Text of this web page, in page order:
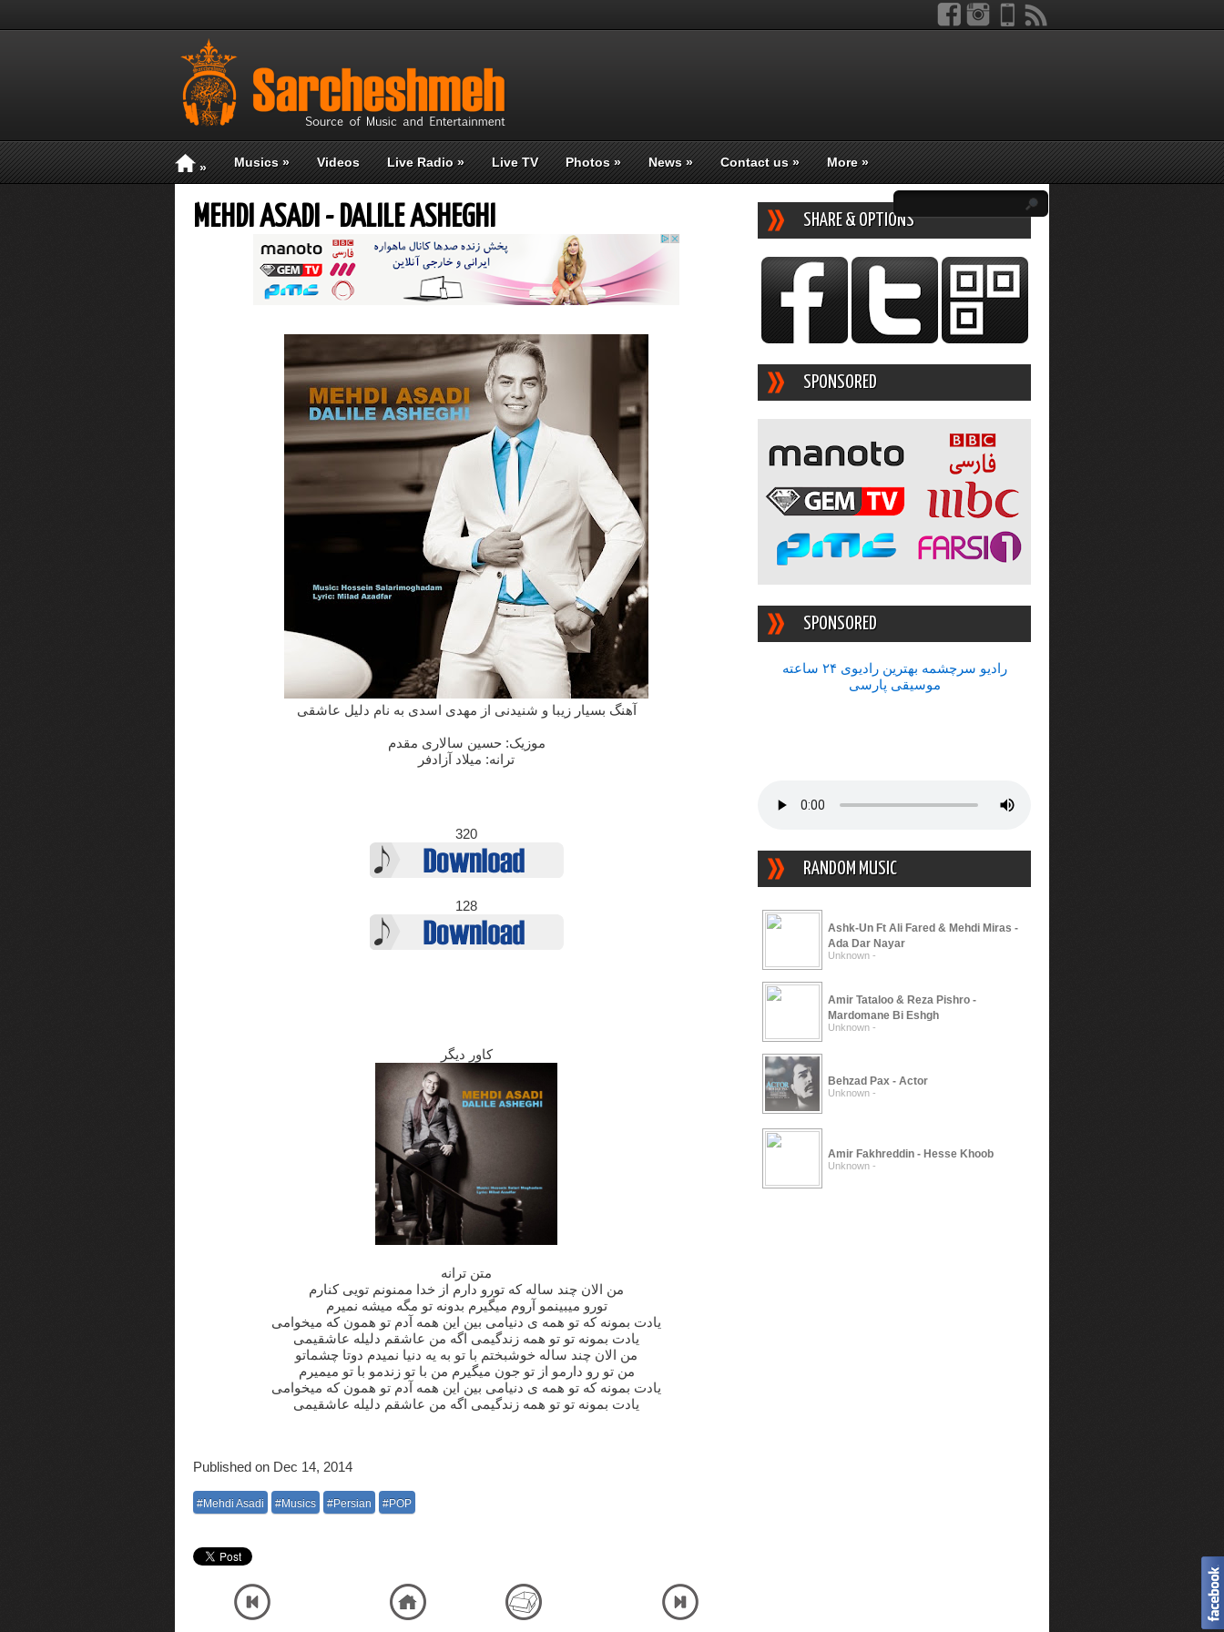
» Musics» Videos Live Radio» Live TV Photos» News» Contact us» More»
MEHDI ASADI - DALILE ASHEGHI
آهنگ بسیار زیبا و شنیدنی از مهدی اسدی به نام دلیل عاشقی
موزیک: حسین سالاری مقدم
ترانه: میلاد آزادفر
320
128
کاور دیگر
متن ترانه
من الان چند ساله که تورو دارم از خدا ممنونم تویی کنارم
تورو میبینمو آروم میگیرم بدونه تو مگه میشه نمیرم
یادت بمونه که تو همه ی دنیامی بین این همه آدم تو همون که میخوامی
یادت بمونه تو تو همه زندگیمی اگه من عاشقم دلیله عاشقیمی
من الان چند ساله خوشبختم با تو به یه دنیا نمیدم دوتا چشماتو
من تو رو دارمو از تو جون میگیرم من با تو زندمو با تو میمیرم
یادت بمونه که تو همه ی دنیامی بین این همه آدم تو همون که میخوامی
یادت بمونه تو تو همه زندگیمی اگه من عاشقم دلیله عاشقیمی
Published on Dec 14, 2014
#Mehdi Asadi #Musics #Persian #POP
SHARE & OPTIONS
SPONSORED
SPONSORED
رادیو سرچشمه بهترین رادیوی ۲۴ ساعته
موسیقی پارسی
RANDOM MUSIC
Ashk-Un Ft Ali Fared & Mehdi Miras -
Ada Dar Nayar
Unknown -
Amir Tataloo & Reza Pishro -
Mardomane Bi Eshgh
Unknown -
Behzad Pax - Actor
Unknown -
Amir Fakhreddin - Hesse Khoob
Unknown -